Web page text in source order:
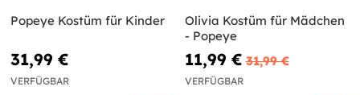
Popeye Kostüm für Kinder
31,99 €
VERFÜGBAR
Olivia Kostüm für Mädchen
- Popeye
11,99 € 31,99 €
VERFÜGBAR